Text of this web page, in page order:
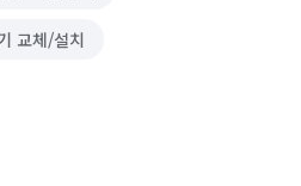
교체/설치